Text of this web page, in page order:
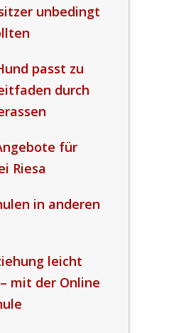
unbedingt
passt zu
durch
für
Riesa
in anderen
leicht
mit der Online